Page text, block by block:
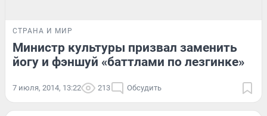
СТРАНА И МИР
Министр культуры призвал заменить
йогу и фэншуй «баттлами по лезгинке»
7 июля, 2014, 13:22 213 Обсудить